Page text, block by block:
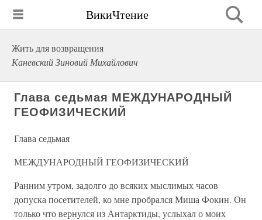
ВикиЧтение
Жить для возвращения
Каневский Зиновий Михайлович
Глава седьмая МЕЖДУНАРОДНЫЙ
ГЕОФИЗИЧЕСКИЙ
Глава седьмая
МЕЖДУНАРОДНЫЙ ГЕОФИЗИЧЕСКИЙ
Ранним утром, задолго до всяких мыслимых часов
допуска посетителей, ко мне пробрался Миша Фокин. Он
только что вернулся из Антарктиды, услыхал о моих